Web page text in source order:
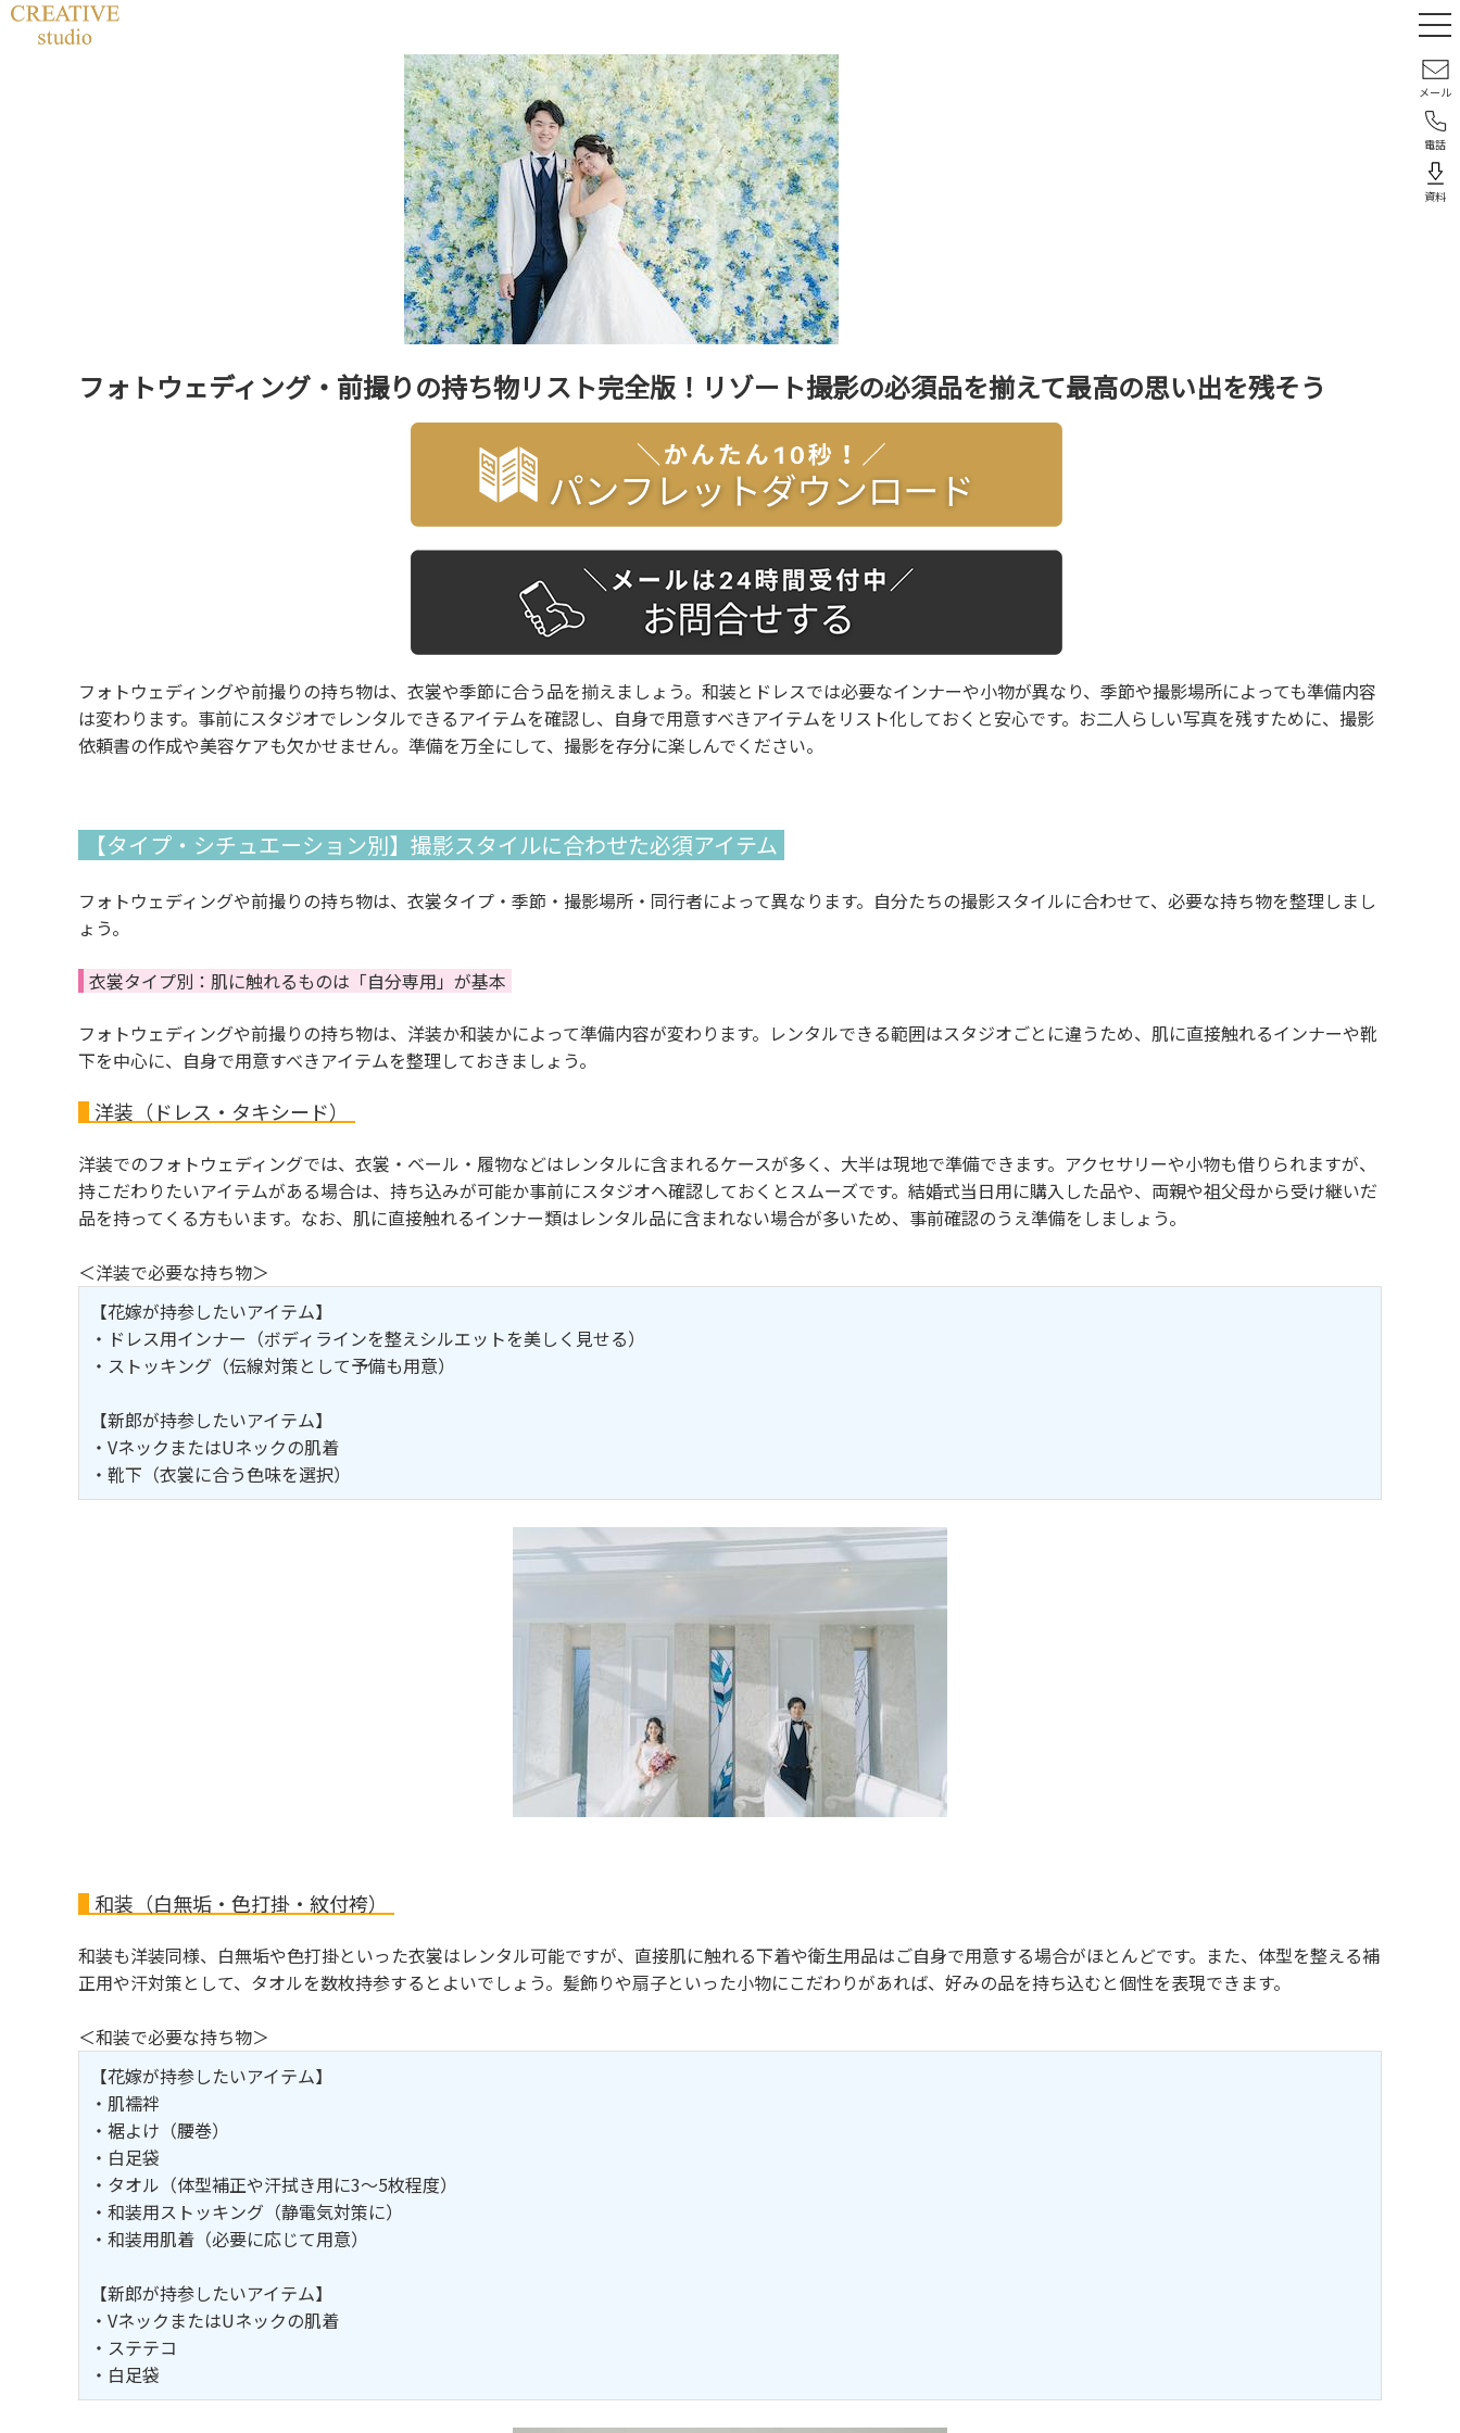
メール
電話
資料
フォトウェディング・前撮りの持ち物リスト完全版！リゾート撮影の必須品を揃えて最高の思い出を残そう
フォトウェディングや前撮りの持ち物は、衣裳や季節に合う品を揃えましょう。和装とドレスでは必要なインナーや小物が異なり、季節や撮影場所によっても準備内容
は変わります。事前にスタジオでレンタルできるアイテムを確認し、自身で用意すべきアイテムをリスト化しておくと安心です。お二人らしい写真を残すために、撮影
依頼書の作成や美容ケアも欠かせません。準備を万全にして、撮影を存分に楽しんでください。
【タイプ・シチュエーション別】撮影スタイルに合わせた必須アイテム
フォトウェディングや前撮りの持ち物は、衣裳タイプ・季節・撮影場所・同行者によって異なります。自分たちの撮影スタイルに合わせて、必要な持ち物を整理しまし
ょう。
衣裳タイプ別：肌に触れるものは「自分専用」が基本
フォトウェディングや前撮りの持ち物は、洋装か和装かによって準備内容が変わります。レンタルできる範囲はスタジオごとに違うため、肌に直接触れるインナーや靴
下を中心に、自身で用意すべきアイテムを整理しておきましょう。
洋装（ドレス・タキシード）
洋装でのフォトウェディングでは、衣裳・ベール・履物などはレンタルに含まれるケースが多く、大半は現地で準備できます。アクセサリーや小物も借りられますが、
持こだわりたいアイテムがある場合は、持ち込みが可能か事前にスタジオへ確認しておくとスムーズです。結婚式当日用に購入した品や、両親や祖父母から受け継いだ
品を持ってくる方もいます。なお、肌に直接触れるインナー類はレンタル品に含まれない場合が多いため、事前確認のうえ準備をしましょう。
＜洋装で必要な持ち物＞
【花嫁が持参したいアイテム】
・ドレス用インナー（ボディラインを整えシルエットを美しく見せる）
・ストッキング（伝線対策として予備も用意）
【新郎が持参したいアイテム】
・VネックまたはUネックの肌着
・靴下（衣裳に合う色味を選択）
和装（白無垢・色打掛・紋付袴）
和装も洋装同様、白無垢や色打掛といった衣裳はレンタル可能ですが、直接肌に触れる下着や衛生用品はご自身で用意する場合がほとんどです。また、体型を整える補
正用や汗対策として、タオルを数枚持参するとよいでしょう。髪飾りや扇子といった小物にこだわりがあれば、好みの品を持ち込むと個性を表現できます。
＜和装で必要な持ち物＞
【花嫁が持参したいアイテム】
・肌襦袢
・裾よけ（腰巻）
・白足袋
・タオル（体型補正や汗拭き用に3～5枚程度）
・和装用ストッキング（静電気対策に）
・和装用肌着（必要に応じて用意）
【新郎が持参したいアイテム】
・VネックまたはUネックの肌着
・ステテコ
・白足袋